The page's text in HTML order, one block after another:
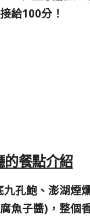
給100分！
的餐點介紹
孔鮑、澎湖煙
魚子醬)，整個